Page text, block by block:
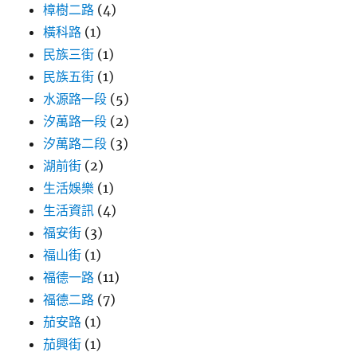
樟樹二路 (4)
橫科路 (1)
民族三街 (1)
民族五街 (1)
水源路一段 (5)
汐萬路一段 (2)
汐萬路二段 (3)
湖前街 (2)
生活娛樂 (1)
生活資訊 (4)
福安街 (3)
福山街 (1)
福德一路 (11)
福德二路 (7)
茄安路 (1)
茄興街 (1)